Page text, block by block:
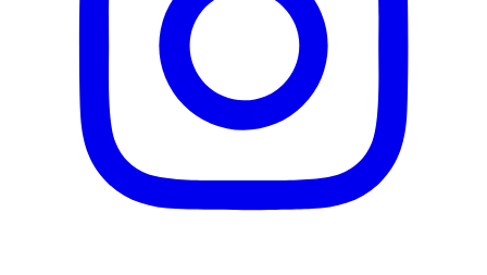
MULTILINGUAL_Manual
Beschreibung
E-Mail-Adresse (optional)